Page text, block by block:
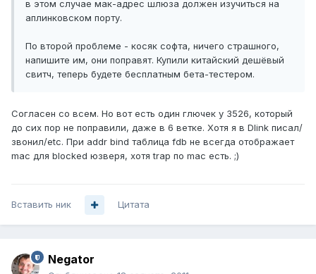
в этом случае мак-адрес шлюза должен изучиться на
аплинковском порту.
По второй проблеме - косяк софта, ничего страшного,
напишите им, они поправят. Купили китайский дешёвый
свитч, теперь будете бесплатным бета-тестером.
Согласен со всем. Но вот есть один глючек у 3526, который
до сих пор не поправили, даже в 6 ветке. Хотя я в Dlink писал/
звонил/etc. При addr bind таблица fdb не всегда отображает
mac для blocked юзверя, хотя trap по mac есть. ;)
Вставить ник Цитата
Negator